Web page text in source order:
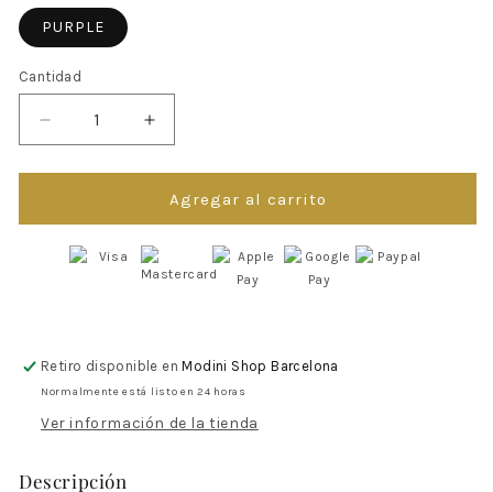
PURPLE
Cantidad
Reducir
cantidad
para
PARA
NIÑOS
DE
MAGIL
Aumentar
cantidad
para
ROPA
PARA
NIÑOS
-
DE
MAGIL
Agregar al carrito
Retiro disponible enModini Shop Barcelona
Normalmente está listo en 24 horas
Ver información de la tienda
Descripción